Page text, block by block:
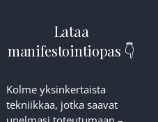
Lataa
manifestointiopas 👇
Kolme yksinkertaista
tekniikkaa, jotka saavat